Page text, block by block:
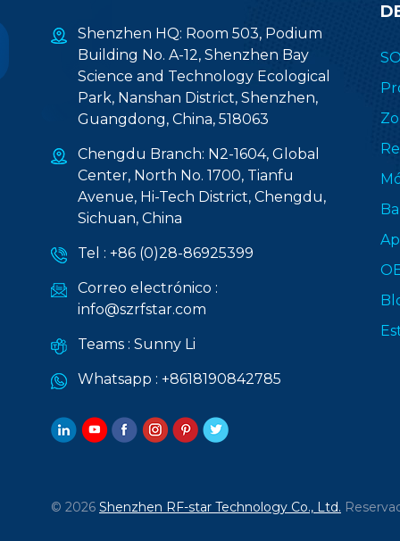
Shenzhen HQ: Room 503, Podium
Building No. A-12, Shenzhen Bay
Science and Technology Ecological
Park, Nanshan District, Shenzhen,
Guangdong, China, 518063
Chengdu Branch: N2-1604, Global
Center, North No. 1700, Tianfu
Avenue, Hi-Tech District, Chengdu,
Sichuan, China
Tel : +86 (0)28-86925399
Correo electrónico :
info@szrfstar.com
Teams : Sunny Li
Whatsapp : +8618190842785
© 2026 Shenzhen RF-star Technology Co., Ltd.